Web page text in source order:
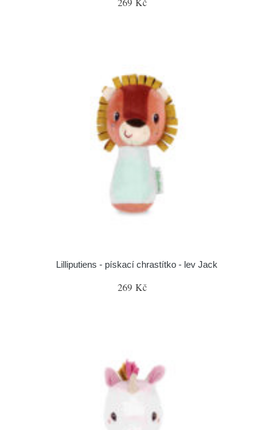
Lilliputiens - pískací chrastítko - lev Jack
269 Kč